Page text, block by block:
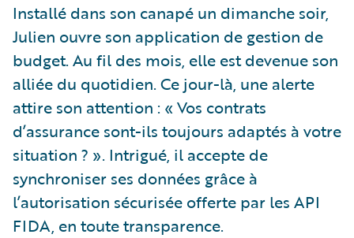
Installé dans son canapé un dimanche soir,
Julien ouvre son application de gestion de
budget. Au fil des mois, elle est devenue son
alliée du quotidien. Ce jour-là, une alerte
attire son attention : « Vos contrats
d’assurance sont-ils toujours adaptés à votre
situation ? ». Intrigué, il accepte de
synchroniser ses données grâce à
l’autorisation sécurisée offerte par les API
FIDA, en toute transparence.